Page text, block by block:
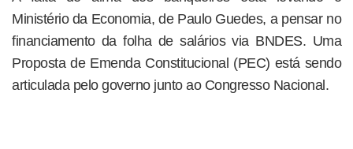
Ministério da Economia, de Paulo Guedes, a pensar no
financiamento da folha de salários via BNDES. Uma
Proposta de Emenda Constitucional (PEC) está sendo
articulada pelo governo junto ao Congresso Nacional.